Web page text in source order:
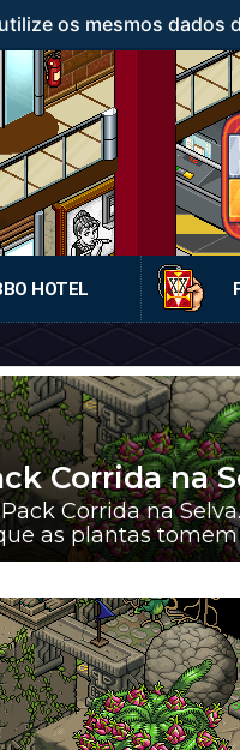
os mesmos dados
HOTEL
Corrida na
Corrida na
as plantas tomem